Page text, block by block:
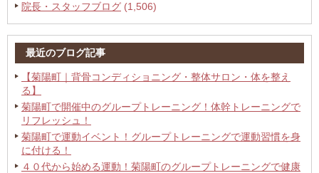
院長・スタッフブログ (1,506)
最近のブログ記事
【菊陽町｜背骨コンディショニング・整体サロン・体を整え
る】
菊陽町で開催中のグループトレーニング！体幹トレーニングで
リフレッシュ！
菊陽町で運動イベント！グループトレーニングで運動習慣を身
に付ける！
４０代から始める運動！菊陽町のグループトレーニングで健康